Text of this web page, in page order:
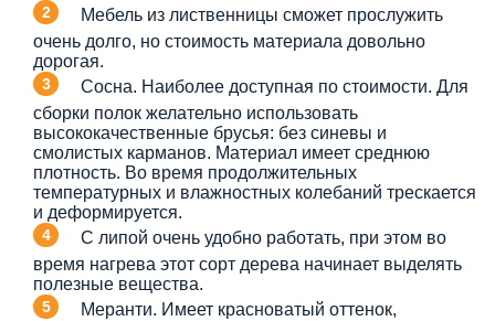
Мебель из лиственницы сможет прослужить
очень долго, но стоимость материала довольно
дорогая.
Сосна. Наиболее доступная по стоимости. Для
сборки полок желательно использовать
высококачественные брусья: без синевы и
смолистых карманов. Материал имеет среднюю
плотность. Во время продолжительных
температурных и влажностных колебаний трескается
и деформируется.
С липой очень удобно работать, при этом во
время нагрева этот сорт дерева начинает выделять
полезные вещества.
Меранти. Имеет красноватый оттенок,